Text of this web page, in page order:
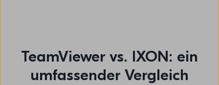
TeamViewer vs. IXON: ein
umfassender Vergleich